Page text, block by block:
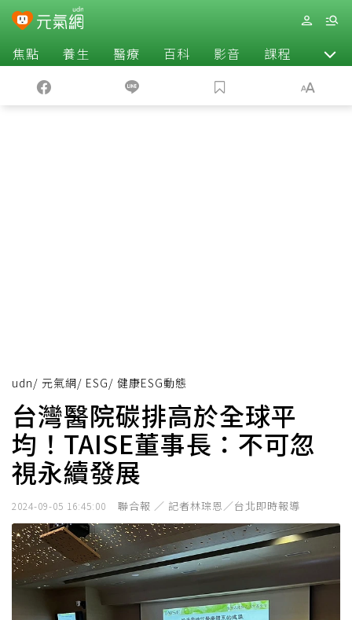
焦點 養生 醫療 百科 影音 課程 退休
udn/ 元氣網/ ESG/ 健康ESG動態
台灣醫院碳排高於全球平
均！TAISE董事長：不可忽
視永續發展
2024-09-05 16:45:00 聯合報 ／ 記者林琮恩／台北即時報導